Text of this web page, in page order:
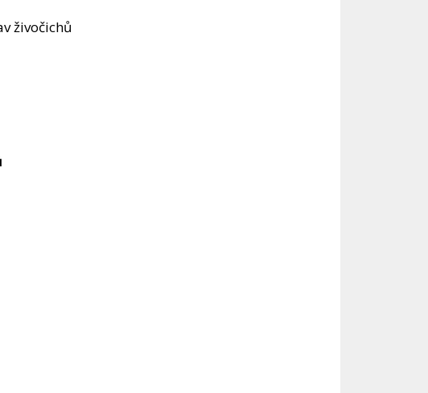
živočichů